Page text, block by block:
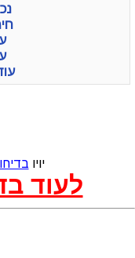
חימום
עוד
עוד
עוד 30
יויו
לעוד